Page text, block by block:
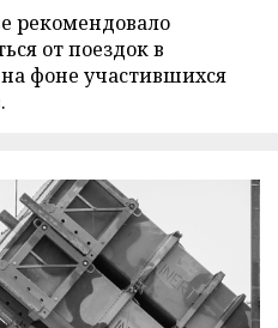
рекомендовало
от поездок в
фоне участившихся